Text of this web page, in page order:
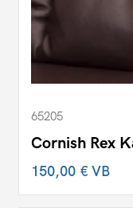
65205
Cornish Rex
150,00 €VB